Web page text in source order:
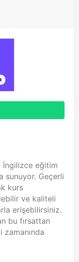
İngilizce eğitim
sunuyor. Geçerli
kurs
ve kaliteli
erişebilirsiniz.
bu fırsattan